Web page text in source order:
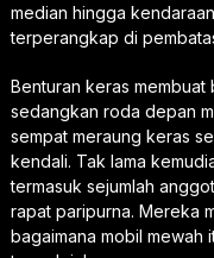
median hingga
terperangkap di
Benturan keras membuat
sedangkan roda depan
sempat meraung keras
kendali. Tak lama
termasuk sejumlah
rapat paripurna. Mereka
bagaimana mobil mewah